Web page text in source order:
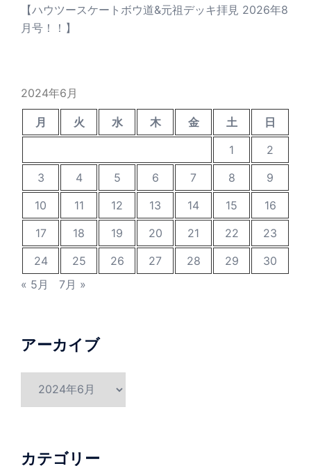
【ハウツースケートボウ道&元祖デッキ拝見 2026年8
月号！！】
2024年6月
月 火 水 木 金 土
日
1
2
3
4 5 6 7 8
9
10
11 12 13 14 15
16
17
18 19 20 21 22
23
24
25 26 27 28 29
30
« 5月
7月 »
アーカイブ
ブ
カテゴリー